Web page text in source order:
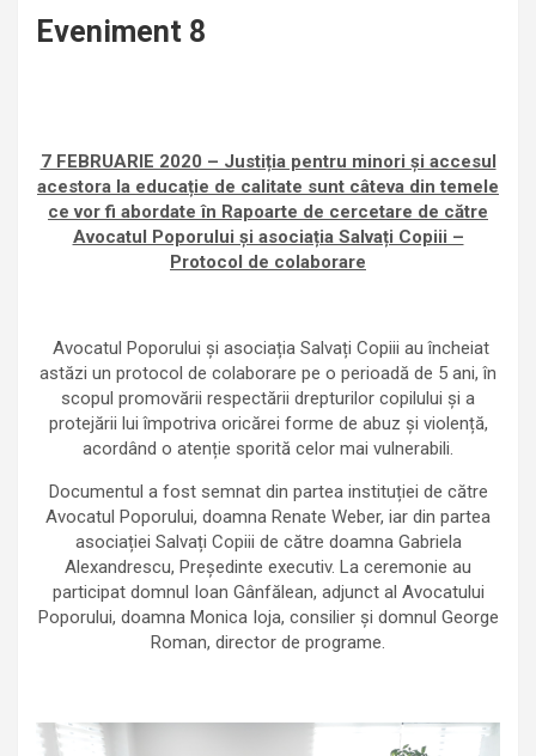
Eveniment 8
7 FEBRUARIE 2020 – Justiția pentru minori și accesul
acestora la educație de calitate sunt câteva din temele
ce vor fi abordate în Rapoarte de cercetare de către
Avocatul Poporului și asociația Salvați Copiii –
Protocol de colaborare
Avocatul Poporului și asociația Salvați Copiii au încheiat
astăzi un protocol de colaborare pe o perioadă de 5 ani, în
scopul promovării respectării drepturilor copilului și a
protejării lui împotriva oricărei forme de abuz și violență,
acordând o atenție sporită celor mai vulnerabili.
Documentul a fost semnat din partea instituției de către
Avocatul Poporului, doamna Renate Weber, iar din partea
asociației Salvați Copiii de către doamna Gabriela
Alexandrescu, Președinte executiv. La ceremonie au
participat domnul Ioan Gânfălean, adjunct al Avocatului
Poporului, doamna Monica Ioja, consilier și domnul George
Roman, director de programe.